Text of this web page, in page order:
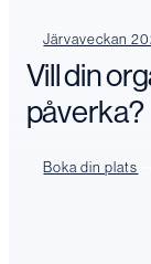
Järvaveckan
Vill din
påverka?
Boka din plats